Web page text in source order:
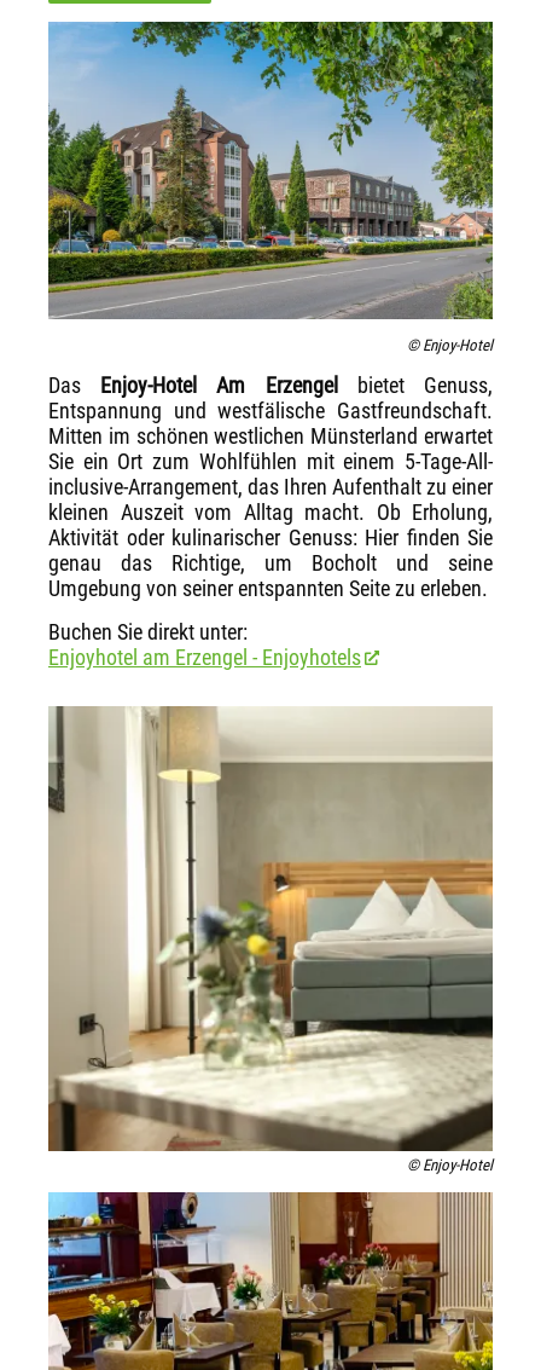
© Enjoy-Hotel
Das Enjoy-Hotel Am Erzengel bietet Genuss,
Entspannung und westfälische Gastfreundschaft.
Mitten im schönen westlichen Münsterland erwartet
Sie ein Ort zum Wohlfühlen mit einem 5-Tage-All-
inclusive-Arrangement, das Ihren Aufenthalt zu einer
kleinen Auszeit vom Alltag macht. Ob Erholung,
Aktivität oder kulinarischer Genuss: Hier finden Sie
genau das Richtige, um Bocholt und seine
Umgebung von seiner entspannten Seite zu erleben.
Buchen Sie direkt unter:
Enjoyhotel am Erzengel - Enjoyhotels
© Enjoy-Hotel